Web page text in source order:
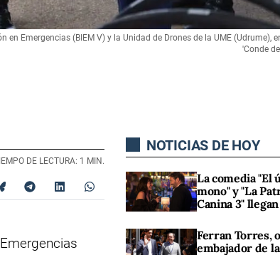
Emergencias (BIEM V) y la Unidad de Drones de la UME (Udrume),
'Conde
DE LECTURA: 1 MIN.
NOTICIAS DE HOY
La comedia "El
mono" y "La
Canina 3"
Ferran Torres,
embajador de